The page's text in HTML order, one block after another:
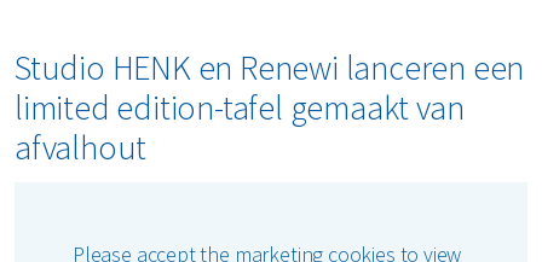
We werken samen met marktleiders zoals
houtafval omzet inhoogwaardige spaanplaten en MDF,
enStudio HENK, dat duurzame meubels maakt van
teruggewonnen hout. Deze partnerschappen laten het
potentieel van circulair hout in actie zien.
Studio HENK en Renewi lanceren een
limited edition-tafel gemaakt van
afvalhout
Please accept the marketing cookies to view